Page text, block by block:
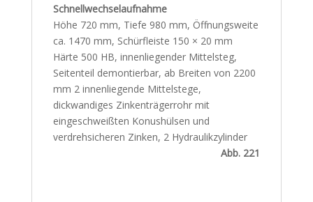
Schnellwechselaufnahme
Höhe 720 mm, Tiefe 980 mm, Öffnungsweite
ca. 1470 mm, Schürfleiste 150 × 20 mm
Härte 500 HB, innenliegender Mittelsteg,
Seitenteil demontierbar, ab Breiten von 2200
mm 2 innenliegende Mittelstege,
dickwandiges Zinkenträgerrohr mit
eingeschweißten Konushülsen und
verdrehsicheren Zinken, 2 Hydraulikzylinder
Abb. 221